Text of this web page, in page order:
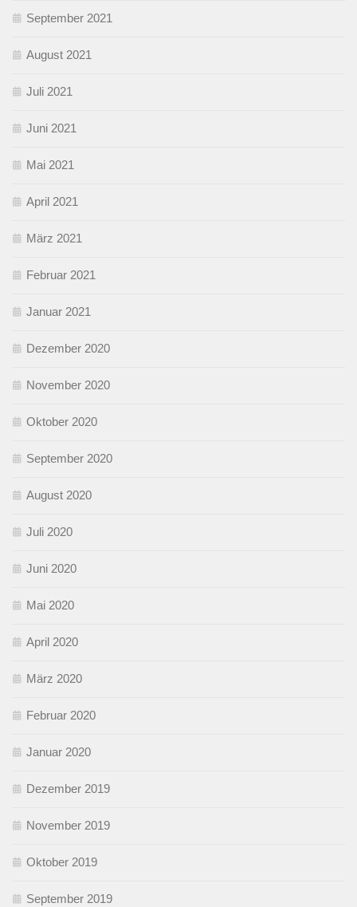
September 2021
August 2021
Juli 2021
Juni 2021
Mai 2021
April 2021
März 2021
Februar 2021
Januar 2021
Dezember 2020
November 2020
Oktober 2020
September 2020
August 2020
Juli 2020
Juni 2020
Mai 2020
April 2020
März 2020
Februar 2020
Januar 2020
Dezember 2019
November 2019
Oktober 2019
September 2019